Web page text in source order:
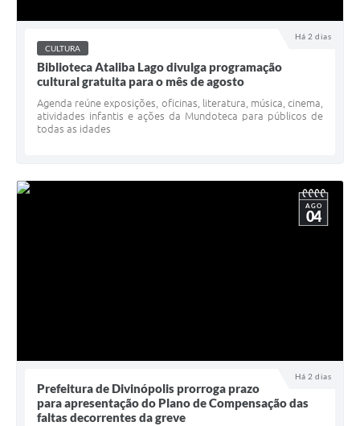
Há 2 dias
CULTURA
Biblioteca Ataliba Lago divulga programação
cultural gratuita para o mês de agosto
Agenda reúne exposições, oficinas, literatura, música, cinema,
atividades infantis e ações da Mundoteca para públicos de
todas as idades
Há 2 dias
AGO
04
Prefeitura de Divinópolis prorroga prazo
para apresentação do Plano de Compensação das
faltas decorrentes da greve